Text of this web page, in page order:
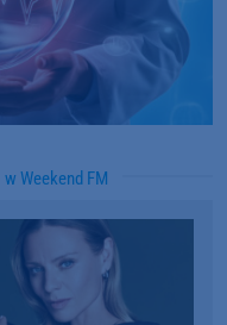
w Weekend FM